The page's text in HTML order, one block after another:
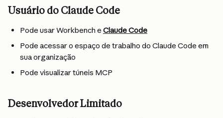
Usuário do Claude Code
Pode usar Workbench e Claude Code
Pode acessar o espaço de trabalho do Claude Code em
sua organização
Pode visualizar túneis MCP
Desenvolvedor Limitado